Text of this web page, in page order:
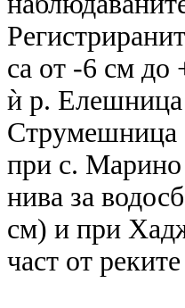
са от -6 см до
ѝ р.
Струмешница
при с. Марино
нива за
см) и при
част от